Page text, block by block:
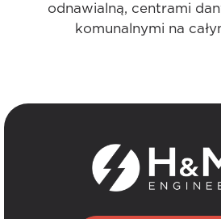
odnawialną, centrami
komunalnymi na